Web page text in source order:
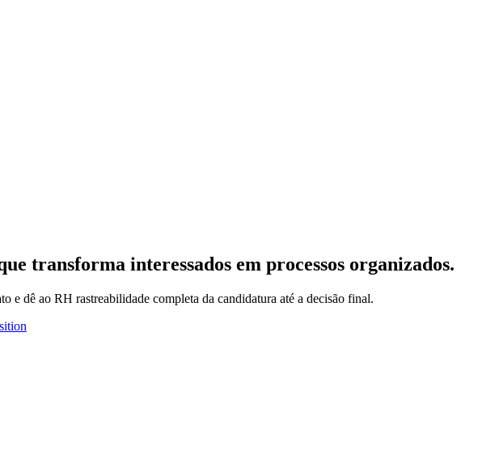
transforma interessados em processos organizados.
e dê ao RH rastreabilidade completa da candidatura até a decisão final.